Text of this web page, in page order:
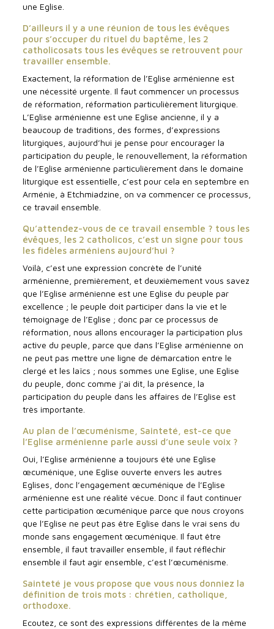
une Eglise.
D’ailleurs il y a une réunion de tous les évêques
pour s’occuper du rituel du baptême, les 2
catholicosats tous les évêques se retrouvent pour
travailler ensemble.
Exactement, la réformation de l’Eglise arménienne est
une nécessité urgente. Il faut commencer un processus
de réformation, réformation particulièrement liturgique.
L’Eglise arménienne est une Eglise ancienne, il y a
beaucoup de traditions, des formes, d’expressions
liturgiques, aujourd’hui je pense pour encourager la
participation du peuple, le renouvellement, la réformation
de l’Eglise arménienne particulièrement dans le domaine
liturgique est essentielle, c’est pour cela en septembre en
Arménie, à Etchmiadzine, on va commencer ce processus,
ce travail ensemble.
Qu’attendez-vous de ce travail ensemble ? tous les
évêques, les 2 catholicos, c’est un signe pour tous
les fidèles arméniens aujourd’hui ?
Voilà, c’est une expression concrète de l’unité
arménienne, premièrement, et deuxièmement vous savez
que l’Eglise arménienne est une Eglise du peuple par
excellence ; le peuple doit participer dans la vie et le
témoignage de l’Eglise ; donc par ce processus de
réformation, nous allons encourager la participation plus
active du peuple, parce que dans l’Eglise arménienne on
ne peut pas mettre une ligne de démarcation entre le
clergé et les laïcs ; nous sommes une Eglise, une Eglise
du peuple, donc comme j’ai dit, la présence, la
participation du peuple dans les affaires de l’Eglise est
très importante.
Au plan de l’œcuménisme, Sainteté, est-ce que
l’Eglise arménienne parle aussi d’une seule voix ?
Oui, l’Eglise arménienne a toujours été une Eglise
œcuménique, une Eglise ouverte envers les autres
Eglises, donc l’engagement œcuménique de l’Eglise
arménienne est une réalité vécue. Donc il faut continuer
cette participation œcuménique parce que nous croyons
que l’Eglise ne peut pas être Eglise dans le vrai sens du
monde sans engagement œcuménique. Il faut être
ensemble, il faut travailler ensemble, il faut réfléchir
ensemble il faut agir ensemble, c’est l’œcuménisme.
Sainteté je vous propose que vous nous donniez la
définition de trois mots : chrétien, catholique,
orthodoxe.
Ecoutez, ce sont des expressions différentes de la même